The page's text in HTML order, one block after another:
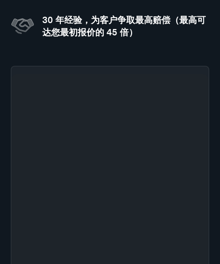
30 年经验，为客户争取最高赔偿（最高可
达您最初报价的 45 倍）